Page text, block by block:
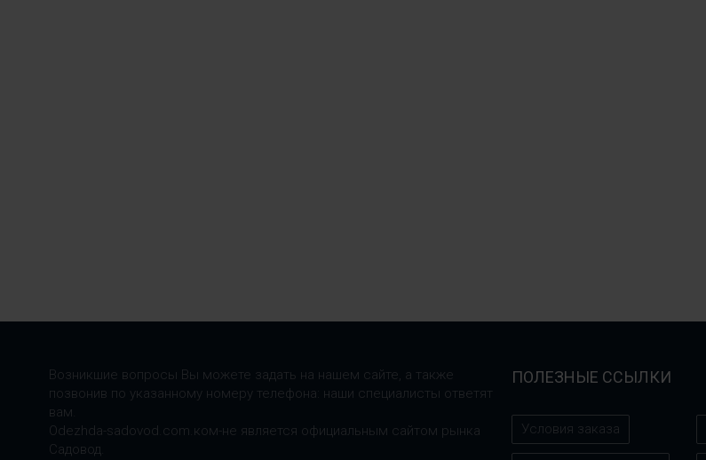
Возникшие вопросы Вы можете задать на нашем сайте, а также
позвонив по указанному номеру телефона: наши специалисты ответят
вам.
Odezhda-sadovod.com.ком-не является официальным сайтом рынка
Садовод.
ПОЛЕЗНЫЕ ССЫЛКИ
Условия заказа